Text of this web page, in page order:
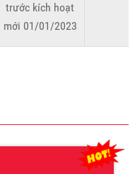
trước kích hoạt
mới 01/01/2023